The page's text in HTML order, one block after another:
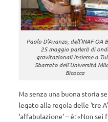
Paolo D’Avanzo, dell’INAF OA
25 maggio parlerà di
gravitazionali insieme a
Sbarrato dell’Università
Bicocca
Ma senza una buona storia
legato alla regola delle ‘tre
‘affabulazione’ – è: «Non sei